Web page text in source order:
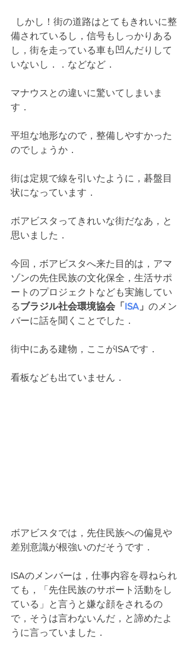
備されているし，信号もしっかりある
し，街を走っている車も凹んだりして
いないし．．などなど．
マナウスとの違いに驚いてしまいま
す．
平坦な地形なので，整備しやすかった
のでしょうか．
街は定規で線を引いたように，碁盤目
状になっています．
ボアビスタってきれいな街だなあ，と
思いました．
今回，ボアビスタへ来た目的は，アマ
ゾンの先住民族の文化保全，生活サポ
ートのプロジェクトなども実施してい
るブラジル社会環境協会「 ISA 」 のメン
バーに話を聞くことでした．
街中にある建物，ここがISAです．
看板なども出ていません．
ボアビスタでは，先住民族への偏見や
差別意識が根強いのだそうです．
ISAのメンバーは，仕事内容を尋ねられ
ても，「先住民族のサポート活動をし
ている」と言うと嫌な顔をされるの
で，そうは言わないんだ，と諦めたよ
うに言っていました．